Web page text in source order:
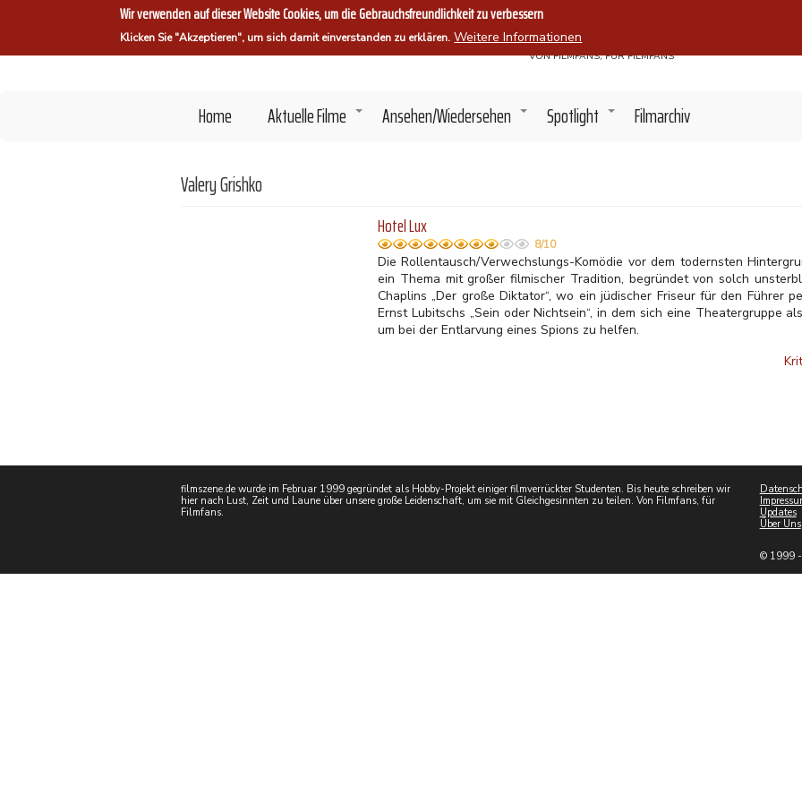
Wir verwenden auf dieser Website Cookies, um die Gebrauchsfreundlichkeit zu verbessern
Klicken Sie "Akzeptieren", um sich damit einverstanden zu erklären. Weitere Informationen
Filmszene.
VON FILMFANS, FÜR FILMFANS
Home +
Aktuelle Filme +
Ansehen/Wiedersehen +
Spotlight Filmarchiv
Valery Grishko
Hotel Lux
8/10
Die Rollentausch/Verwechslungs-Komödie vor dem todernsten
ein Thema mit großer filmischer Tradition, begründet von solch
Chaplins „Der große Diktator“, wo ein jüdischer Friseur für den Führer
Ernst Lubitschs „Sein oder Nichtsein“, in dem sich eine Theatergruppe
um bei der Entlarvung eines Spions zu helfen.
filmszene.de wurde im Februar 1999 gegründet als Hobby-Projekt einiger filmverrückter Studenten. Bis heute schreiben wir
hier nach Lust, Zeit und Laune über unsere große Leidenschaft, um sie mit Gleichgesinnten zu teilen. Von Filmfans, für
Filmfans.
Updates
Über Uns
© 1999 -